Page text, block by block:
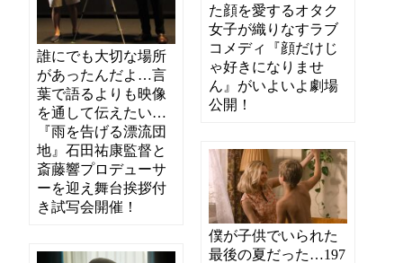
た顔を愛するオタク
女子が織りなすラブ
コメディ『顔だけじ
ゃ好きになりませ
ん』がいよいよ劇場
公開！
誰にでも大切な場所
があったんだよ…言
葉で語るよりも映像
を通して伝えたい…
『雨を告げる漂流団
地』石田祐康監督と
斎藤響プロデューサ
ーを迎え舞台挨拶付
き試写会開催！
僕が子供でいられた
最後の夏だった…197